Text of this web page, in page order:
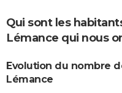
Qui sont les
Lémance qui nous
Evolution du nombre
Lémance